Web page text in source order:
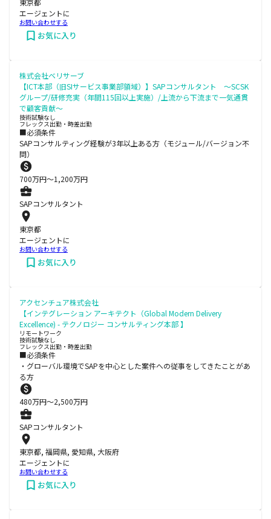
エージェントに
お問い合わせする
お気に入り
株式会社ベリサーブ
【ICT本部（旧SIサービス事業部領域）】SAPコンサルタント ～SCSK
グループ/研修充実（年間115回以上実施）/上流から下流まで一気通貫
で顧客貢献～
技術試験なし
フレックス出勤・時差出勤
■必須条件
SAPコンサルティング経験が3年以上ある方（モジュール/バージョン不
問）
700万円〜1,200万円
SAPコンサルタント
東京都
エージェントに
お問い合わせする
お気に入り
アクセンチュア株式会社
【インテグレーション アーキテクト（Global Modern Delivery
Excellence) - テクノロジー コンサルティング本部 】
リモートワーク
技術試験なし
フレックス出勤・時差出勤
■必須条件
・グローバル環境でSAPを中心とした案件への従事をしてきたことがあ
る方
480万円〜2,500万円
SAPコンサルタント
東京都, 福岡県, 愛知県, 大阪府
エージェントに
お問い合わせする
お気に入り